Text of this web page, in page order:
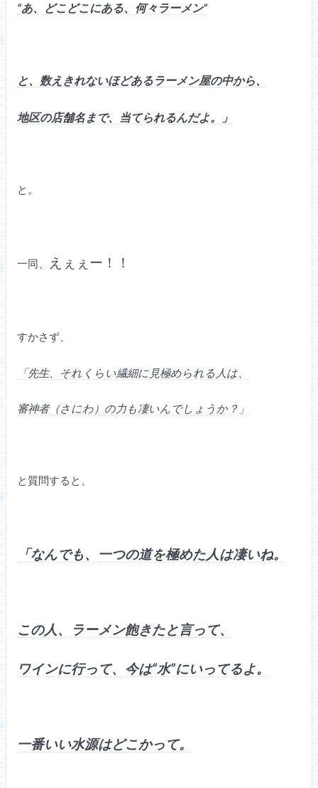
“あ、どこどこにある、何々ラーメン”
と、数えきれないほどあるラーメン屋の中から、
地区の店舗名まで、当てられるんだよ。」
と。
一同、 えぇぇー！！
すかさず、
「先生、それくらい繊細に見極められる人は、
審神者（さにわ）の力も凄いんでしょうか？」
と質問すると、
「なんでも、一つの道を極めた人は凄いね。
この人、ラーメン飽きたと言って、
ワインに行って、今は“水”にいってるよ。
一番いい水源はどこかって。